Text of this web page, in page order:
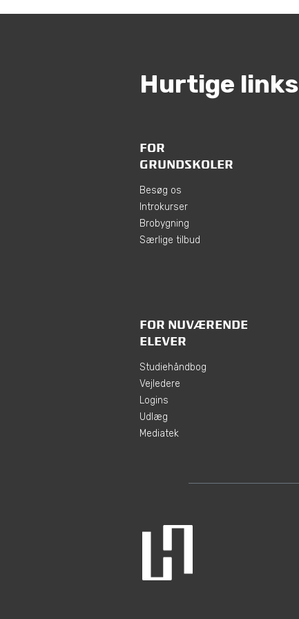
Hurtige links
FOR
GRUNDSKOLER
Besøg os
Introkurser
Brobygning
Særlige tilbud
FOR NUVÆRENDE
ELEVER
Studiehåndbog
Vejledere
Logins
Udlæg
Mediatek